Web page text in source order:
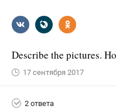
Describe the pictures.
17 сентября 2017
2 ответа